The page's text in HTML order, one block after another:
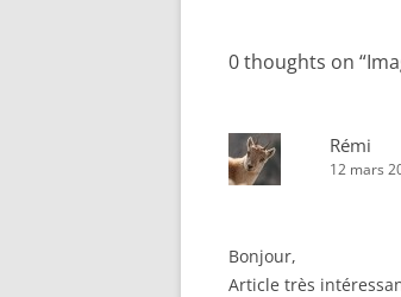
0 thoughts on “
Rémi
12 mars
Bonjour,
Article très